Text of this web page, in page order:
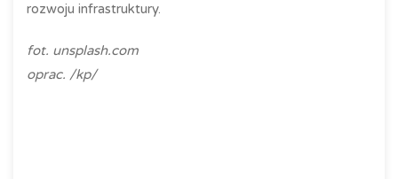
rozwoju infrastruktury.
fot. unsplash.com
oprac. /kp/